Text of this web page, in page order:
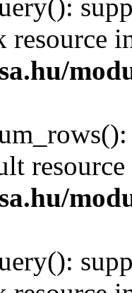
resource